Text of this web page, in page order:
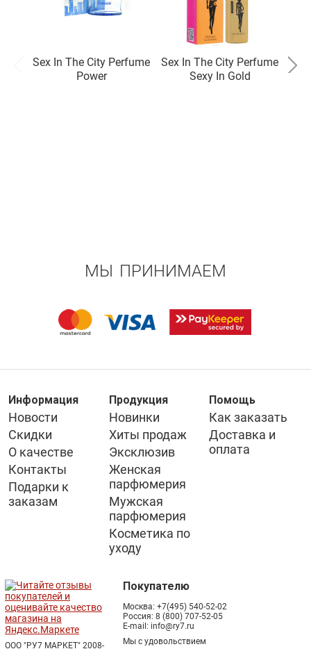
Sex In The City Perfume
Power
Sex In The City Perfume
Sexy In Gold
Sex
МЫ ПРИНИМАЕМ
Информация
Новости
Скидки
О качестве
Контакты
Подарки к
заказам
Продукция
Новинки
Хиты продаж
Эксклюзив
Женская
парфюмерия
Мужская
парфюмерия
Косметика по
уходу
Помощь
Как заказать
Доставка и
оплата
ООО "РУ7 МАРКЕТ" 2008-
Покупателю
Москва: +7(495) 540-52-02
Россия: 8 (800) 707-52-05
E-mail: info@ry7.ru
Мы с удовольствием